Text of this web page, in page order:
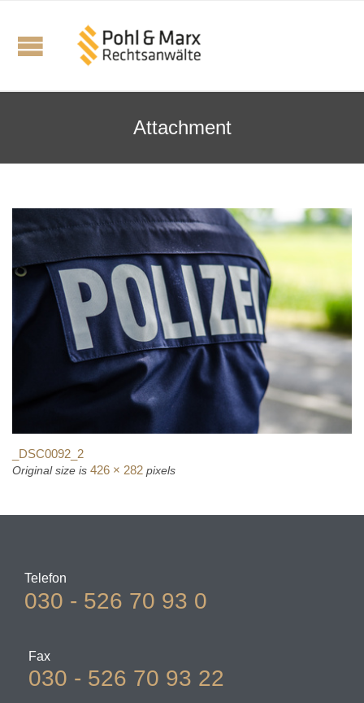
Attachment
_DSC0092_2
Original size is 426 × 282 pixels
Telefon
030 - 526 70 93 0
Fax
030 - 526 70 93 22